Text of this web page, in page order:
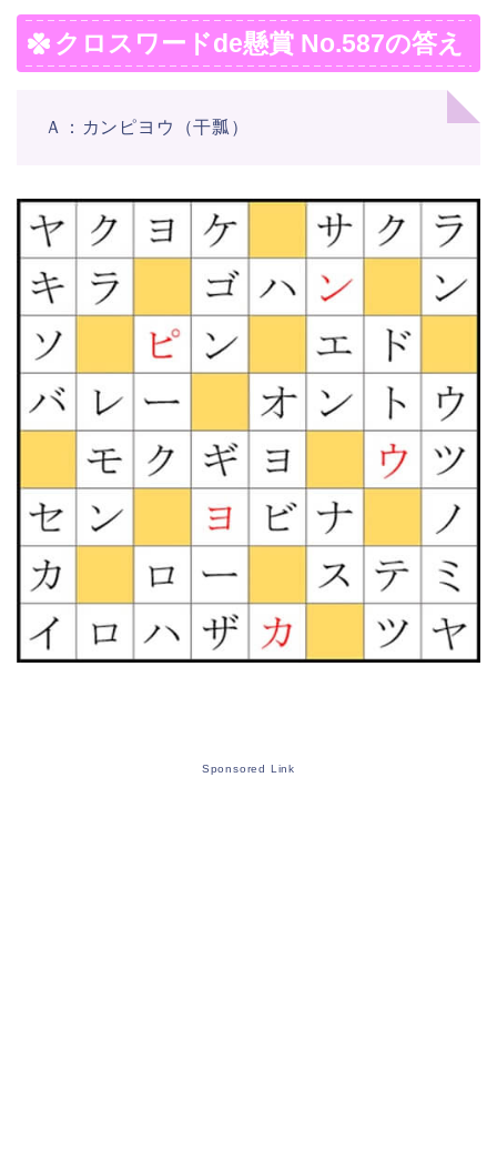
クロスワードde懸賞 No.587の答え
Ａ：カンピヨウ（干瓢）
Sponsored Link